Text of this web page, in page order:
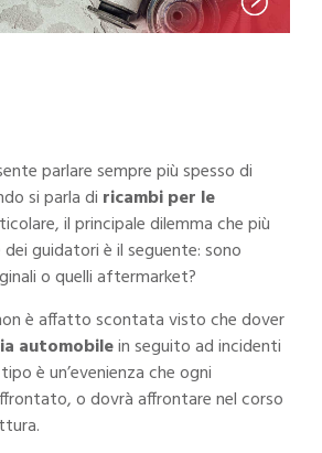
parlare sempre più spesso di
si parla di ricambi per le
il principale dilemma che più
guidatori è il seguente: sono
o quelli aftermarket?
è affatto scontata visto che dover
automobilein seguito ad incidenti
è un’evenienza che ogni
o dovrà affrontare nel corso